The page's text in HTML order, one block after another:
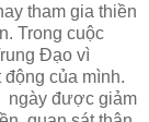
tham gia thiền
Trong cuộc
Đạo vì
của mình.
ngày được giảm